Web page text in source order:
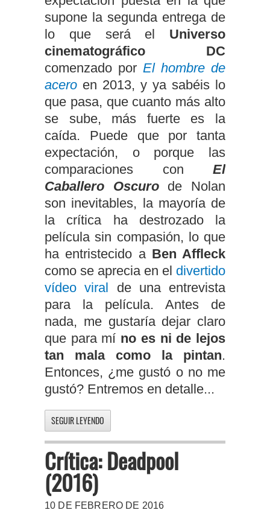
supone la segunda entrega de
lo que será el Universo
cinematográfico DC
comenzado por El hombre de
acero en 2013, y ya sabéis lo
que pasa, que cuanto más alto
se sube, más fuerte es la
caída. Puede que por tanta
expectación, o porque las
comparaciones con El
Caballero Oscurode Nolan
son inevitables, la mayoría de
la crítica ha destrozado la
película sin compasión, lo que
ha entristecido a Ben Affleck
como se aprecia en el divertido
vídeo viral
de una entrevista
para la película. Antes de
nada, me gustaría dejar claro
que para mí no es ni de lejos
tan mala como la pintan.
Entonces, ¿me gustó o no me
gustó? Entremos en detalle...
SEGUIR LEYENDO
Crítica: Deadpool
(2016)
10 DE FEBRERO DE 2016